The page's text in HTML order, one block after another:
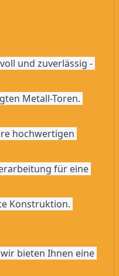
und zuverlässig -
Metall-Toren.
hochwertigen
für eine
Konstruktion.
bieten Ihnen eine